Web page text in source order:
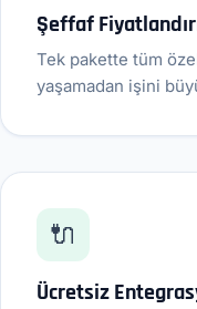
Şeffaf
Tek pakette tüm
yaşamadan işini
🔌
Ücretsiz